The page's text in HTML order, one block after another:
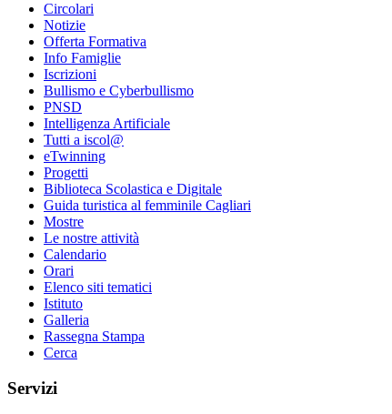
Circolari
Notizie
Offerta Formativa
Info Famiglie
Iscrizioni
Bullismo e Cyberbullismo
PNSD
Intelligenza Artificiale
Tutti a iscol@
eTwinning
Progetti
Biblioteca Scolastica e Digitale
Guida turistica al femminile Cagliari
Mostre
Le nostre attività
Calendario
Orari
Elenco siti tematici
Istituto
Galleria
Rassegna Stampa
Cerca
Servizi